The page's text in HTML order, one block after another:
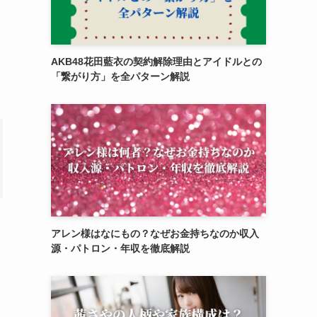
AKB48花田藍衣の契約解除理由とアイドルとの
「繋がり方」を全パターン解説
アレン様はなにもの？なぜお金持ちなのか収入
源・パトロン・年収を徹底解説